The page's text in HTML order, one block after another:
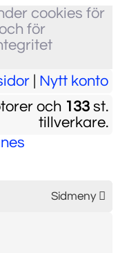
cookies för
för
Nytt konto
och 133 st.
tillverkare.
Sidmeny